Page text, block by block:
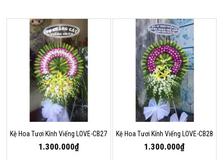
Kệ Hoa Tươi Kính Viếng LOVE-CB27
1.300.000₫
Kệ Hoa Tươi Kính Viếng LOVE-CB28
1.300.000₫